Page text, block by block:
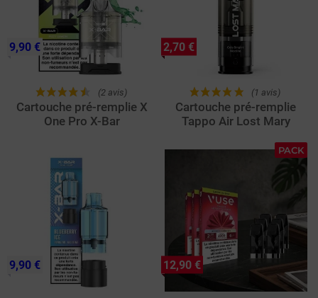
(2 avis)
Cartouche pré-remplie X
One Pro X-Bar
9,90 €
(1 avis)
Cartouche pré-remplie
Tappo Air Lost Mary
2,70 €
9,90 €
PACK
12,90 €